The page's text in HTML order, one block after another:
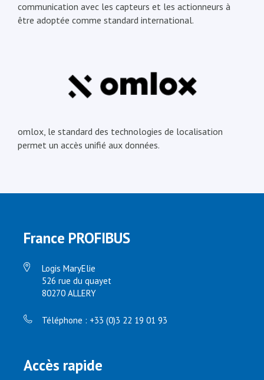
communication avec les capteurs et les actionneurs à
être adoptée comme standard international.
omlox, le standard des technologies de localisation
permet un accès unifié aux données.
France PROFIBUS
Logis MaryElie
526 rue du quayet
80270 ALLERY
Téléphone : +33 (0)3 22 19 01 93
Accès rapide